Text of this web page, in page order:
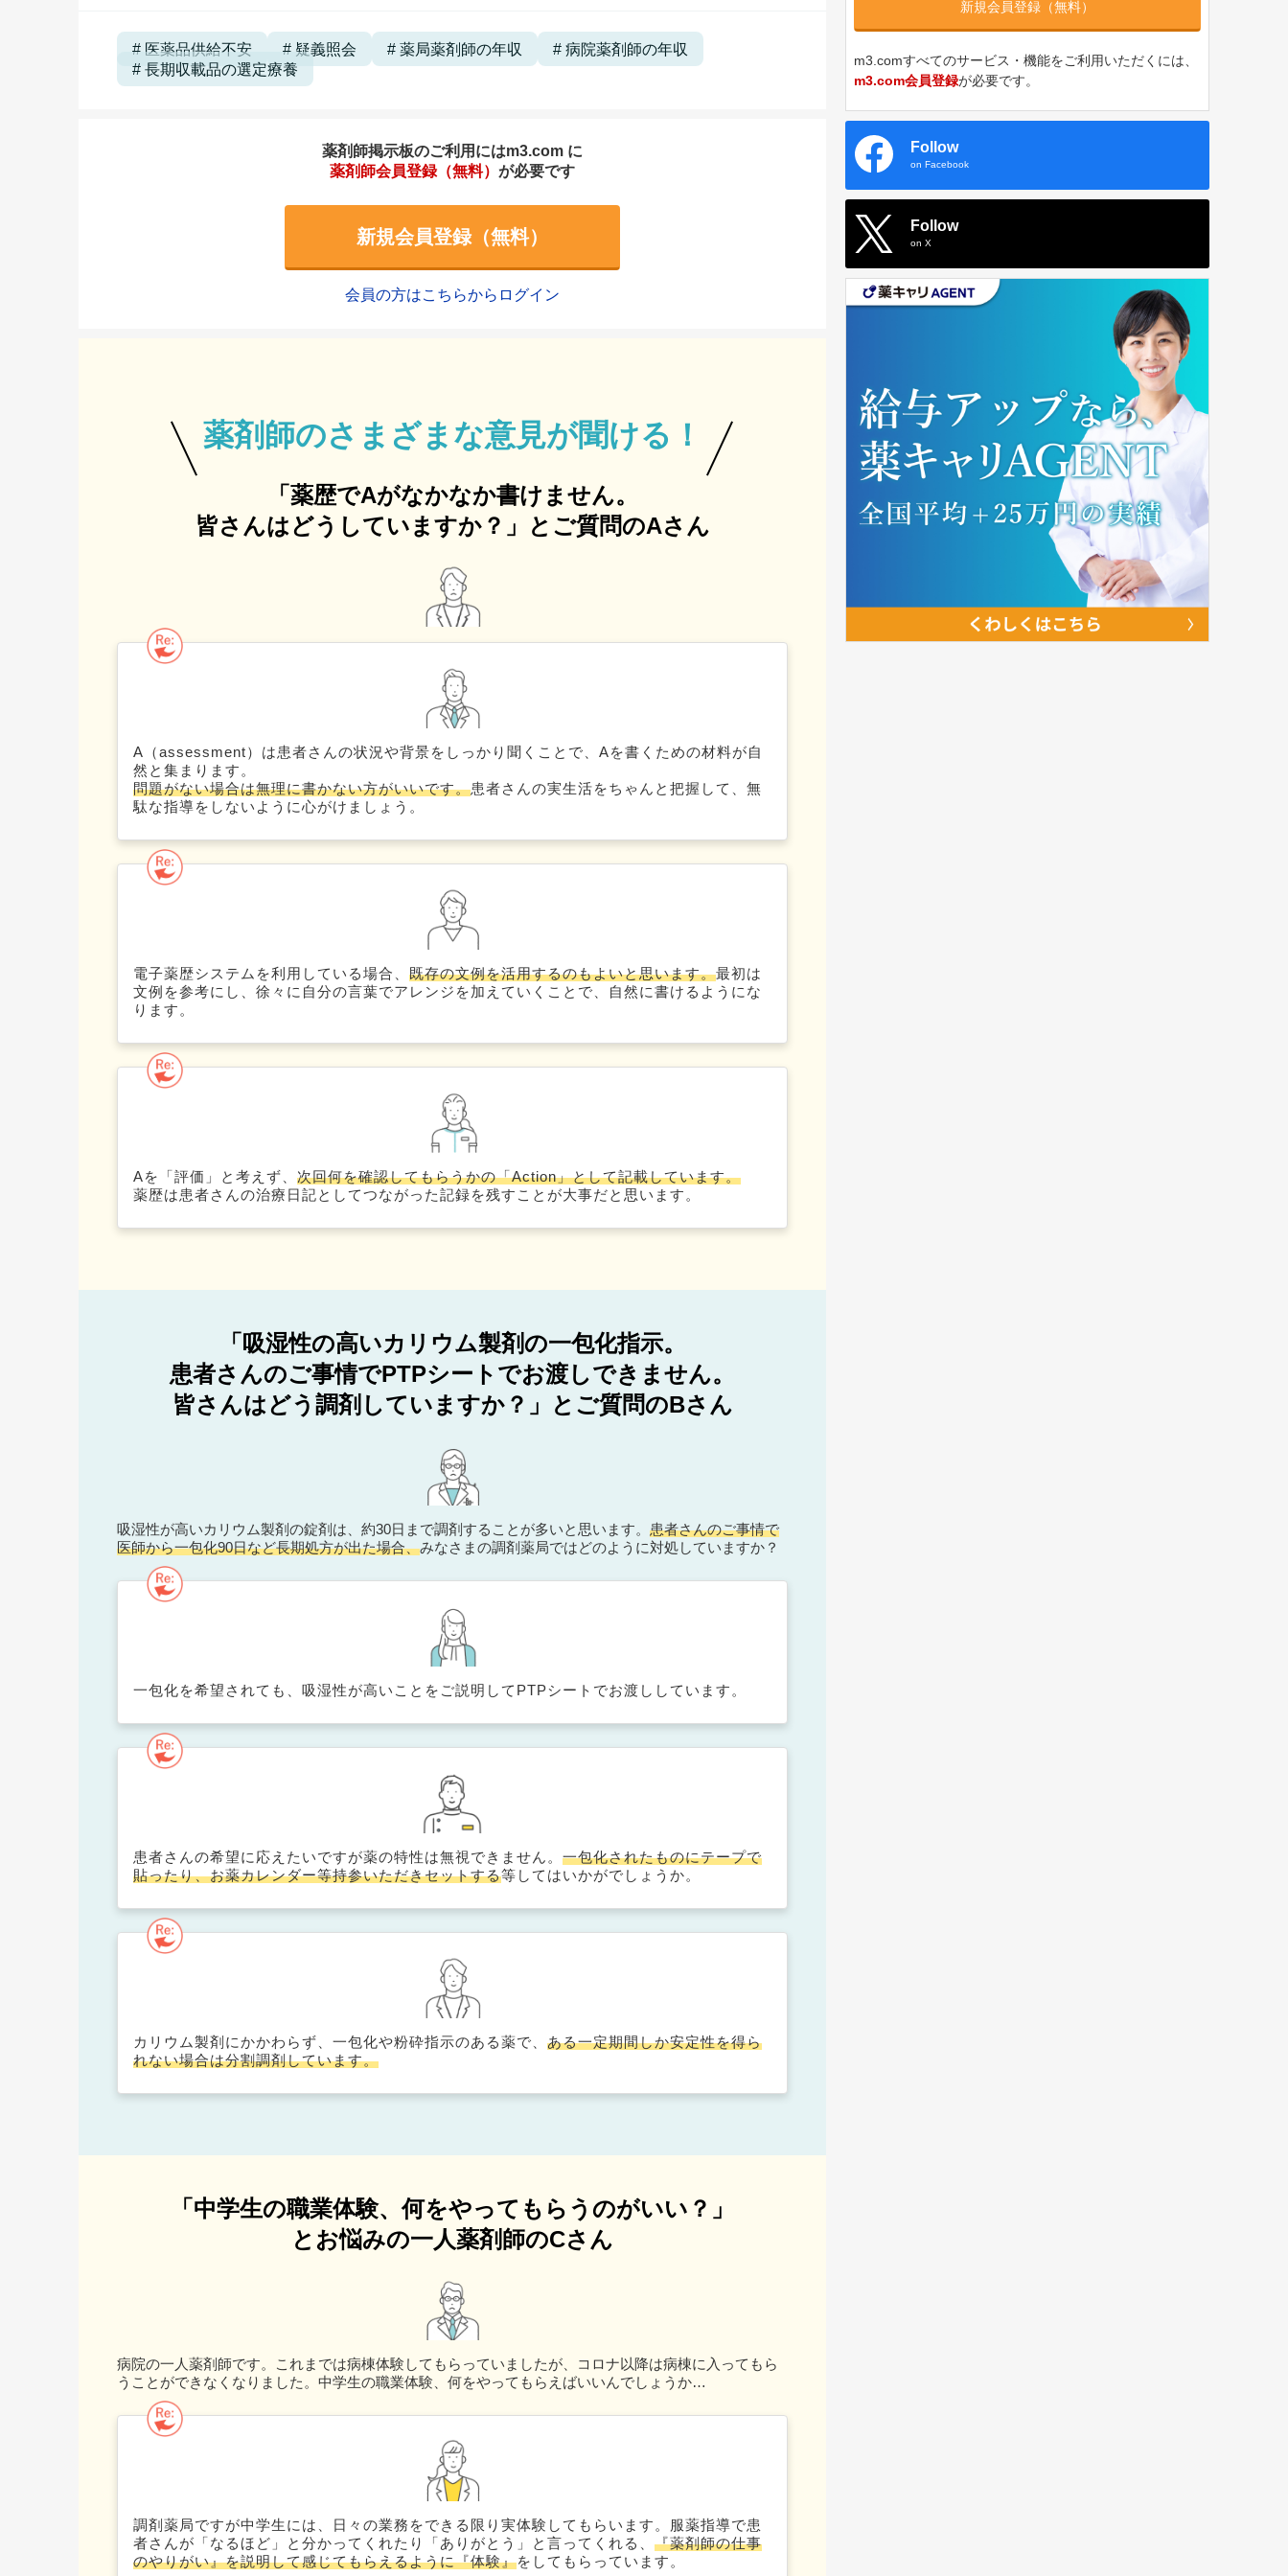
医薬品供給不安 疑義照会 薬局薬剤師の年収
病院薬剤師の年収
長期収載品の選定療養
薬剤師掲示板のご利用にはm3.com に
薬剤師会員登録（無料） が必要です
新規会員登録（無料）
会員の方はこちらからログイン
薬剤師のさまざまな意見が聞ける！
「薬歴でAがなかなか書けません。
皆さんはどうしていますか？」とご質問のAさん
A（assessment）は患者さんの状況や背景をしっかり聞くことで、Aを書くための材料が自
然と集まります。
問題がない場合は無理に書かない方がいいです。患者さんの実生活をちゃんと把握して、無
駄な指導をしないように心がけましょう。
電子薬歴システムを利用している場合、 既存の文例を活用するのもよいと思います。最初は
文例を参考にし、徐々に自分の言葉でアレンジを加えていくことで、自然に書けるようにな
ります。
Aを「評価」と考えず、 次回何を確認してもらうかの「Action」として記載しています。
薬歴は患者さんの治療日記としてつながった記録を残すことが大事だと思います。
「吸湿性の高いカリウム製剤の一包化指示。
患者さんのご事情でPTPシートでお渡しできません。
皆さんはどう調剤していますか？」とご質問のBさん
吸湿性が高いカリウム製剤の錠剤は、約30日まで調剤することが多いと思います。 患者さんのご事情で
医師から一包化90日など長期処方が出た場合、みなさまの調剤薬局ではどのように対処していますか？
一包化を希望されても、吸湿性が高いことをご説明してPTPシートでお渡ししています。
患者さんの希望に応えたいですが薬の特性は無視できません。 一包化されたものにテープで
貼ったり、お薬カレンダー等持参いただきセットする等してはいかがでしょうか。
カリウム製剤にかかわらず、一包化や粉砕指示のある薬で、 ある一定期間しか安定性を得ら
れない場合は分割調剤しています。
「中学生の職業体験、何をやってもらうのがいい？」
とお悩みの一人薬剤師のCさん
病院の一人薬剤師です。これまでは病棟体験してもらっていましたが、コロナ以降は病棟に入ってもら
うことができなくなりました。中学生の職業体験、何をやってもらえばいいんでしょうか…
調剤薬局ですが中学生には、日々の業務をできる限り実体験してもらいます。服薬指導で患
者さんが「なるほど」と分かってくれたり「ありがとう」と言ってくれる、 『薬剤師の仕事
のやりがい』を説明して感じてもらえるように『体験』をしてもらっています。
新規会員登録（無料）
m3.comすべてのサービス・機能をご利用いただくには、
m3.com会員登録が必要です。
Follow
on Facebook
Follow
on X